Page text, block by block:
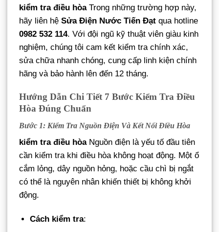
kiểm tra điều hòaTrong những trường hợp này,
hãy liên hệ Sửa Điện Nước Tiến Đạt qua hotline
0982 532 114. Với đội ngũ kỹ thuật viên giàu kinh
nghiệm, chúng tôi cam kết kiểm tra chính xác,
sửa chữa nhanh chóng, cung cấp linh kiện chính
hãng và bảo hành lên đến 12 tháng.
Hướng Dẫn Chi Tiết 7 Bước Kiểm Tra Điều
Hòa Đúng Chuẩn
Bước 1: Kiểm Tra Nguồn Điện Và Kết Nối Điều Hòa
kiểm tra điều hòaNguồn điện là yếu tố đầu tiên
cần kiểm tra khi điều hòa không hoạt động. Một ổ
cắm lỏng, dây nguồn hỏng, hoặc cầu chì bị ngắt
có thể là nguyên nhân khiến thiết bị không khởi
động.
Cách kiểm tra: